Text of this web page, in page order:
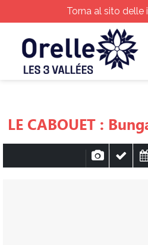
Torna al sito delle
LE CABOUET :